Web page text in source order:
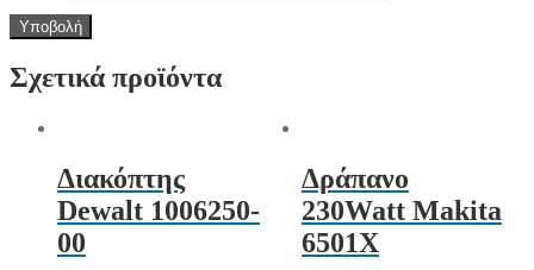
Σχετικά προϊόντα
Διακόπτης
Dewalt 1006250-
00
Δράπανο
230Watt Makita
6501X